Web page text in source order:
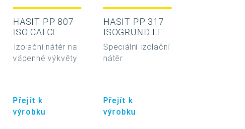
HASIT PP 807
ISO CALCE
Izolační nátěr na
vápenné výkvěty
Přejít k
výrobku
HASIT PP 317
ISOGRUND LF
Speciální izolační
nátěr
Přejít k
výrobku